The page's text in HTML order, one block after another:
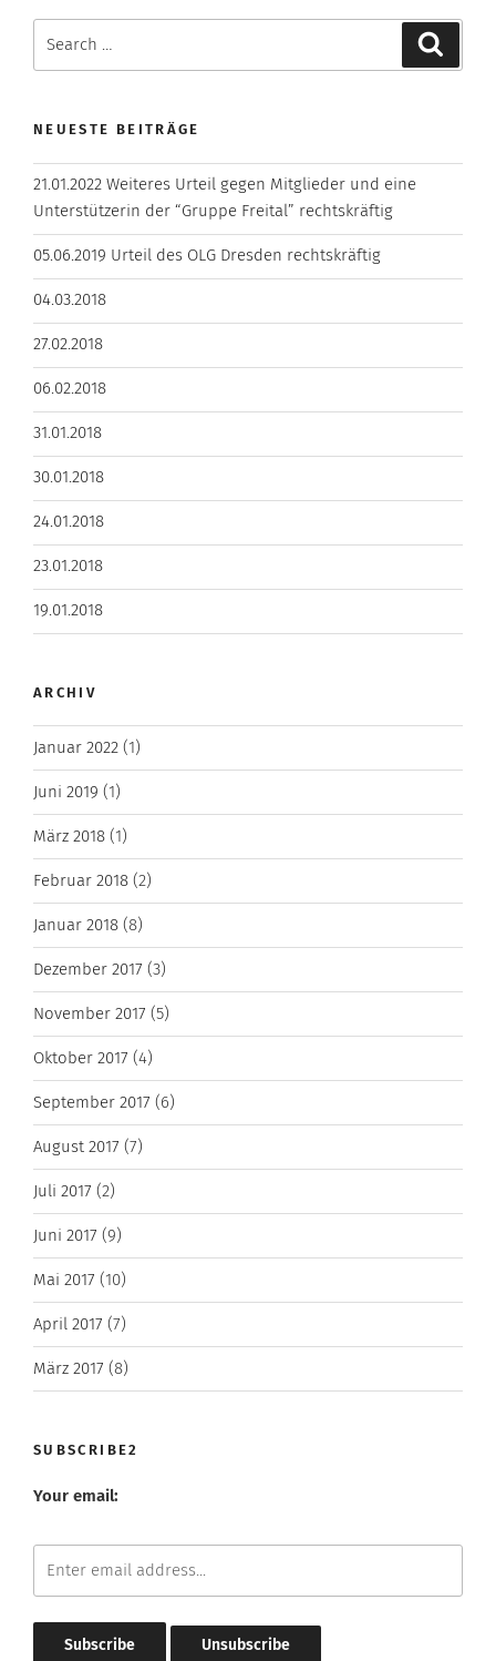
NEUESTE BEITRÄGE
21.01.2022 Weiteres Urteil gegen Mitglieder und eine
Unterstützerin der “Gruppe Freital” rechtskräftig
05.06.2019 Urteil des OLG Dresden rechtskräftig
04.03.2018
27.02.2018
06.02.2018
31.01.2018
30.01.2018
24.01.2018
23.01.2018
19.01.2018
ARCHIV
Januar 2022 (1)
Juni 2019 (1)
März 2018 (1)
Februar 2018 (2)
Januar 2018 (8)
Dezember 2017 (3)
November 2017 (5)
Oktober 2017 (4)
September 2017 (6)
August 2017 (7)
Juli 2017 (2)
Juni 2017 (9)
Mai 2017 (10)
April 2017 (7)
März 2017 (8)
SUBSCRIBE2
Your email: